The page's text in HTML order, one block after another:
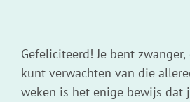
Gefeliciteerd! Je bent
kunt verwachten van die
weken is het enige bewijs dat